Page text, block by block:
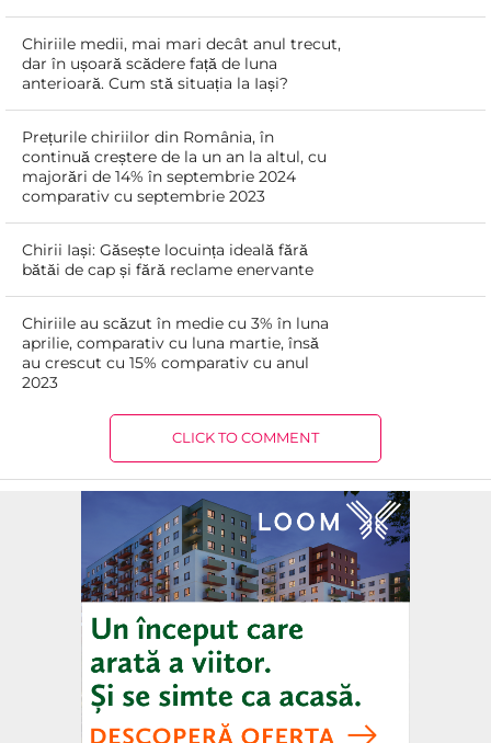
Chiriile medii, mai mari decât anul trecut,
dar în ușoară scădere față de luna
anterioară. Cum stă situația la Iași?
Prețurile chiriilor din România, în
continuă creștere de la un an la altul, cu
majorări de 14% în septembrie 2024
comparativ cu septembrie 2023
Chirii Iași: Găsește locuința ideală fără
bătăi de cap și fără reclame enervante
Chiriile au scăzut în medie cu 3% în luna
aprilie, comparativ cu luna martie, însă
au crescut cu 15% comparativ cu anul
2023
CLICK TO COMMENT